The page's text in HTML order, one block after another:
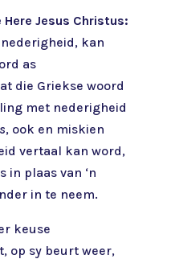
Jesus Christus:
nederigheid, kan
as
die Griekse woord
met nederigheid
, ook en miskien
vertaal kan word,
in plaas van ‘n
in te neem.
keuse
op sy beurt weer,